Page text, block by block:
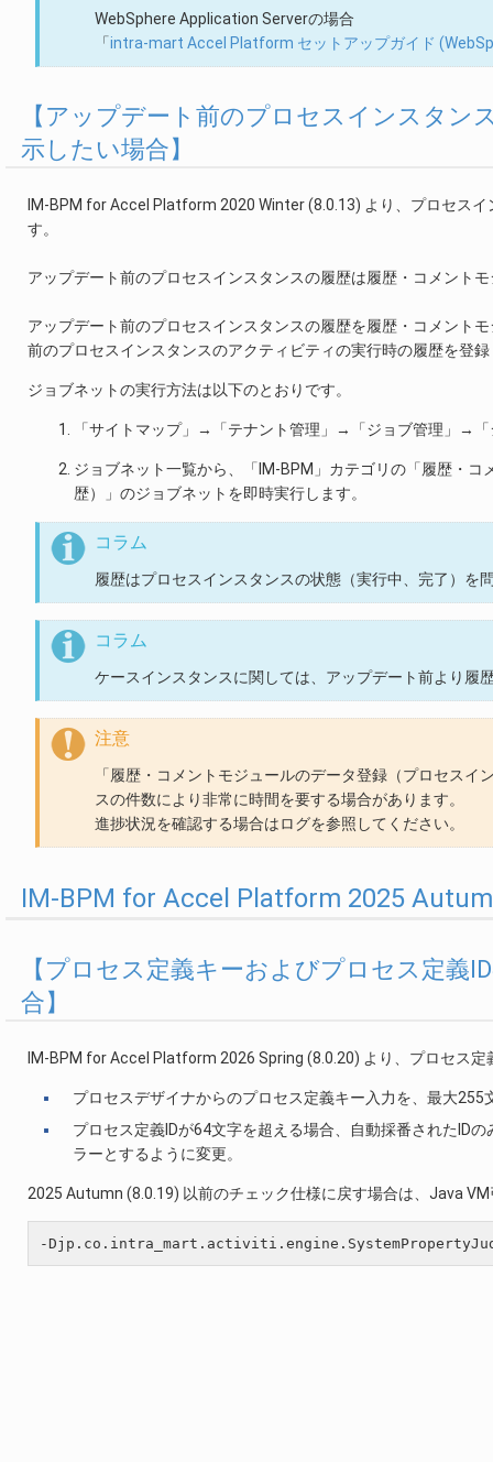
WebSphere Application Serverの場合
「intra-mart Accel Platform セットアップガイド
【アップデート前のプロセスインスタ
示したい場合】
IM-BPM for Accel Platform 2020 Winter (8.0.13) より、プロセス
す。
アップデート前のプロセスインスタンスの履歴は履歴・コメント
アップデート前のプロセスインスタンスの履歴を履歴・コメント
前のプロセスインスタンスのアクティビティの実行時の履歴を登
ジョブネットの実行方法は以下のとおりです。
「サイトマップ」→「テナント管理」→「ジョブ管理」→
ジョブネット一覧から、「IM-BPM」カテゴリの「履歴・
歴）」のジョブネットを即時実行します。
コラム
履歴はプロセスインスタンスの状態（実行中、完了）を
コラム
ケースインスタンスに関しては、アップデート前より履
注意
「履歴・コメントモジュールのデータ登録（プロセス
スの件数により非常に時間を要する場合があります。
進捗状況を確認する場合はログを参照してください。
IM-BPM for Accel Platform 2025
【プロセス定義キーおよびプロセス定義
合】
IM-BPM for Accel Platform 2026 Spring (8.0.20) より、プロセス
プロセスデザイナからのプロセス定義キー入力を、最大255
プロセス定義IDが64文字を超える場合、自動採番されたID
ラーとするように変更。
2025 Autumn (8.0.19) 以前のチェック仕様に戻す場合は、Java